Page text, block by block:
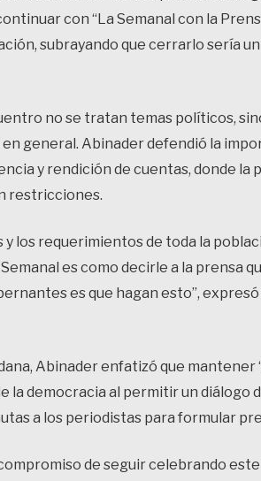
con “La Semanal con la
subrayando que cerrarlo sería un
no se tratan temas políticos,
general. Abinader defendió la
y rendición de cuentas, donde la
restricciones.
y los requerimientos de toda la
es como decirle a la prensa
es que hagan esto”,
Abinader enfatizó que mantener
la democracia al permitir un diálogo
a los periodistas para formular
de seguir celebrando